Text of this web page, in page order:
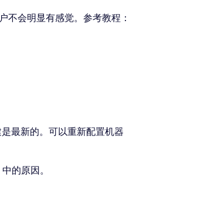
会明显有感觉。参考教程：
最新的。可以重新配置机器
中的原因。